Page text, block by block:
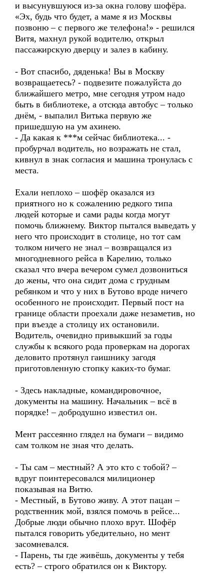
и высунувшуюся из-за окна голову шофёра.
«Эх, будь что будет, а маме я из Москвы
позвоню – с первого же телефона!» - решился
Витя, махнул рукой водителю, открыл
пассажирскую дверцу и залез в кабину.
- Вот спасибо, дяденька! Вы в Москву
возвращаетесь? - подвезите пожалуйста до
ближайшего метро, мне сегодня утром надо
быть в библиотеке, а отсюда автобус – только
днём, - выпалил Витька первую же
пришедшую на ум ахинею.
- Да какая к ***м сейчас библиотека... -
пробурчал водитель, но возражать не стал,
кивнул в знак согласия и машина тронулась с
места.
Ехали неплохо – шофёр оказался из
приятного но к сожалению редкого типа
людей которые и сами рады когда могут
помочь ближнему. Виктор пытался выведать у
него что происходит в столице, но тот сам
толком ничего не знал – возвращался из
многодневного рейса в Карелию, только
сказал что вчера вечером сумел дозвониться
до жены, что она сидит дома с грудным
ребянком и что у них в Бутово вроде ничего
особенного не происходит. Первый пост на
границе области проехали даже незаметив, но
при въезде а столицу их остановили.
Водитель, очевидно привыкший за годы
службы к всякого рода проверкам на дорогах
деловито протянул гаишнику загодя
приготовленную стопку каких-то бумаг.
- Здесь накладные, командировочное,
документы на машину. Начальник – всё в
порядке! – добродушно известил он.
Мент рассеянно глядел на бумаги – видимо
сам толком не зная что делать.
- Ты сам – местный? А это кто с тобой? –
вдруг поинтересовался милиционер
показывая на Витю.
- Местный, в Бутово живу. А этот пацан –
родственник мой, взялся помочь в рейсе...
Добрые люди обычно плохо врут. Шофёр
пытался говорить убедительно, но мент
засомневался.
- Парень, ты где живёшь, документы у тебя
есть? – строго обратился он к Виктору.